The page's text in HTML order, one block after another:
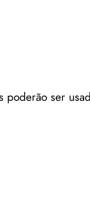
poderão ser